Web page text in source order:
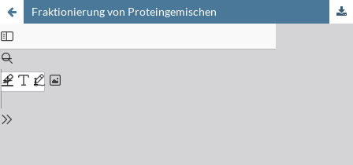
Fraktionierung von Proteingemischen